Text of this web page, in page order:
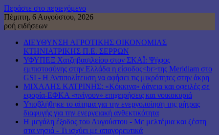
Περάστε στο περιεχόμενο
Πέμπτη, 6 Αυγούστου, 2026
ροή ειδήσεων
ΔΙΕΥΘΥΝΣΗ ΑΓΡΟΤΙΚΗΣ ΟΙΚΟΝΟΜΙΑΣ
ΚΤΗΝΙΑΤΡΙΚΗΣ Π.Ε. ΣΕΡΡΩΝ
ΥΦΥΠΕΞ Χατζηβασιλείου στον ΣΚΑΪ: Ψήφος
εμπιστοσύνης στην Ελλάδα η είσοδος<br>της Meridiam στο
GSI - Η Αντιπολίτευση να αφήσει τις μικρότητες στην άκρη
ΜΙΧΑΛΗΣ ΚΑΤΡΙΝΗΣ: «Κόκκινα» δάνεια και οφειλές σε
εφορία-ΕΦΚΑ «πνίγουν» επιχειρήσεις και νοικοκυριά
Υποβλήθηκε το αίτημα για την ενεργοποίηση της ρήτρας
διαφυγής για την ενεργειακή ανθεκτικότητα
Η μεγάλη έξοδος του Αυγούστου - Με μελτέμια και ζέστη
στα νησιά - Τι ισχύει με απαγορευτικά